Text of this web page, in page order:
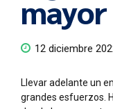
12 diciembre
Llevar adelante un
grandes esfuerzos.